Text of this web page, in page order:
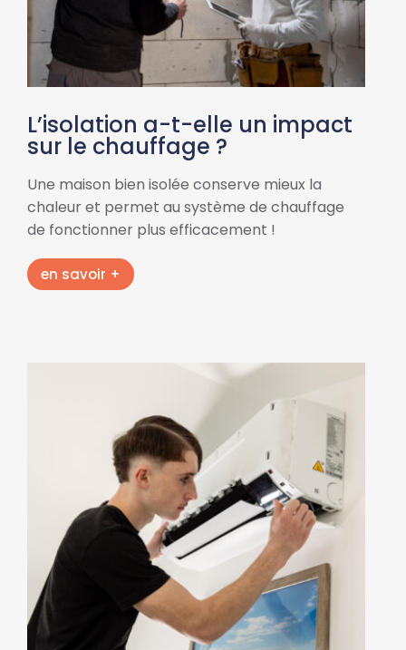
L’isolation a-t-elle un impact
sur le chauffage ?
Une maison bien isolée conserve mieux la
chaleur et permet au système de chauffage
de fonctionner plus efficacement !
en savoir +